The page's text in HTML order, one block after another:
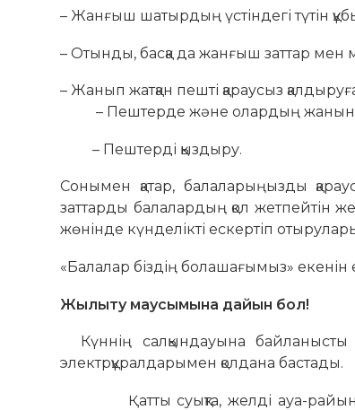
– Жанғыш шатырдың үстіндегі түтін
– Отынды, басқа да жанғыш заттар мен
– Жанып жатқан пешті қараусыз
– Пештерде және олардың жанында
– Пештерді қыздыру.
Сонымен қатар, балаларыңызды
заттарды балалардың қол жетпейтін
жөнінде күнделікті ескертіп
«Балалар біздің болашағымыз» екенін
Жылыту маусымына дайын бол!
Күннің салқындауына
электрқұралдарымен қолдана бастады.
Қатты суықта, желді ауа-райында